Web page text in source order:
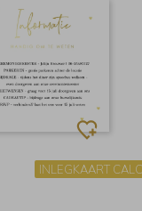
INLEGKAART